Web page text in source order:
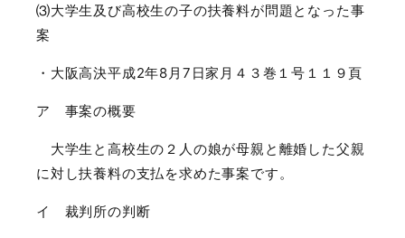
⑶大学生及び高校生の子の扶養料が問題となった事
案
・大阪高決平成2年8 月 7 日家月４３巻１号１１９頁
ア 事案の概要
大学生と高校生の２人の娘が母親と離婚した父親
に対し扶養料の支払を求めた事案です。
イ 裁判所の判断